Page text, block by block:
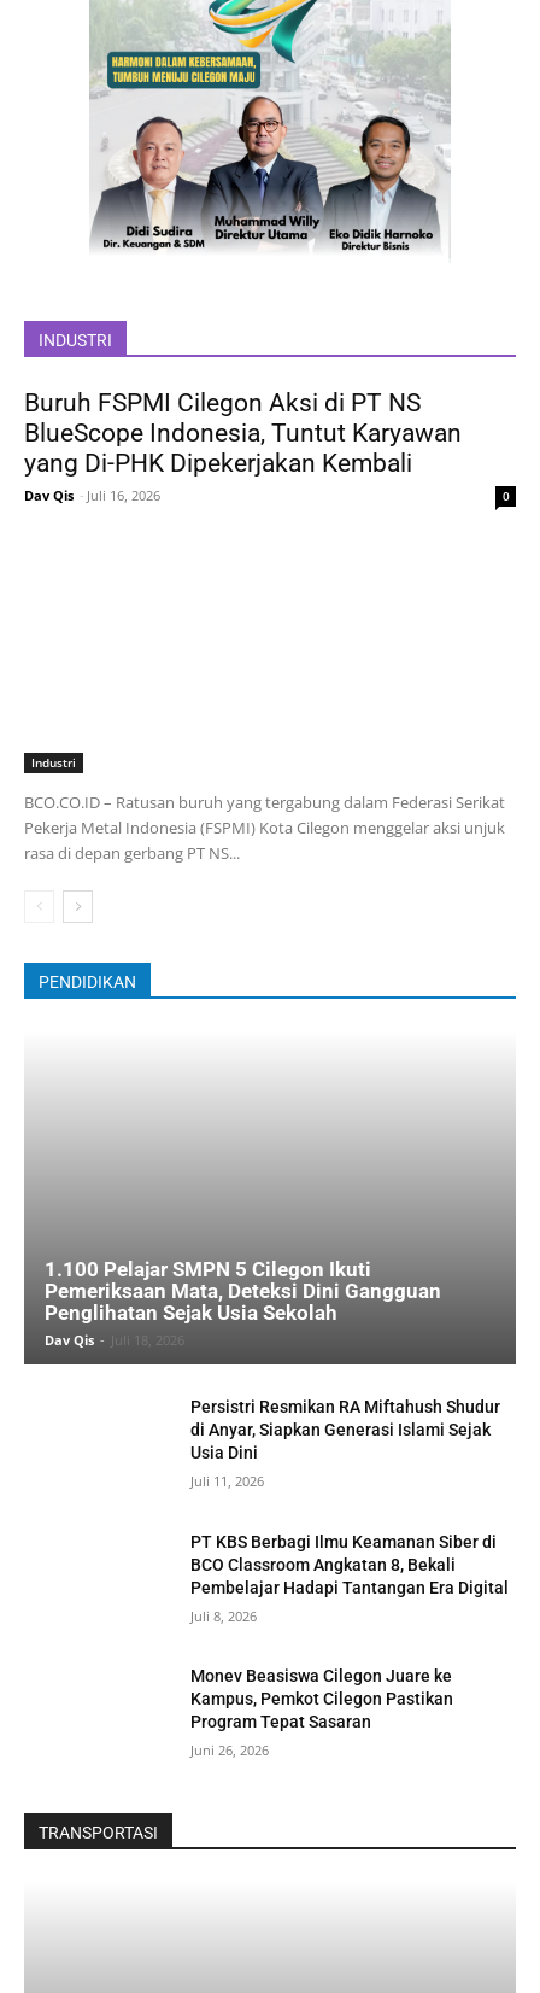
INDUSTRI
Buruh FSPMI Cilegon Aksi di PT NS
BlueScope Indonesia, Tuntut Karyawan
yang Di-PHK Dipekerjakan Kembali
Dav Qis - Juli 16, 2026 0
Industri
BCO.CO.ID – Ratusan buruh yang tergabung dalam Federasi Serikat
Pekerja Metal Indonesia (FSPMI) Kota Cilegon menggelar aksi unjuk
rasa di depan gerbang PT NS...
PENDIDIKAN
1.100 Pelajar SMPN 5 Cilegon Ikuti
Pemeriksaan Mata, Deteksi Dini Gangguan
Penglihatan Sejak Usia Sekolah
Dav Qis - Juli 18, 2026
Persistri Resmikan RA Miftahush Shudur
di Anyar, Siapkan Generasi Islami Sejak
Usia Dini
Juli 11, 2026
PT KBS Berbagi Ilmu Keamanan Siber di
BCO Classroom Angkatan 8, Bekali
Pembelajar Hadapi Tantangan Era Digital
Juli 8, 2026
Monev Beasiswa Cilegon Juare ke
Kampus, Pemkot Cilegon Pastikan
Program Tepat Sasaran
Juni 26, 2026
TRANSPORTASI